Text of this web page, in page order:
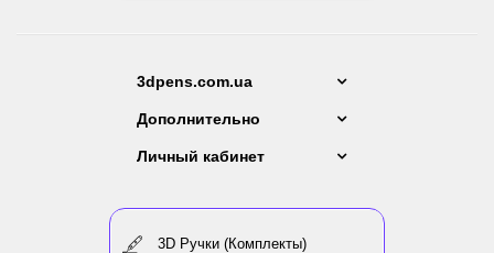
3dpens.com.ua
Дополнительно
Личный кабинет
3D Ручки (Комплекты)